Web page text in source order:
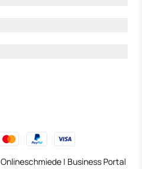
Onlineschmiede (öffnet in neuem
| Business Portal